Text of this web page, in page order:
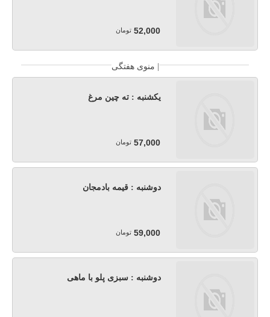
52,000 تومان
یکشنبه : ته چین مرغ
57,000 تومان
دوشنبه : قیمه بادمجان
59,000 تومان
دوشنبه : سبزی پلو با ماهی